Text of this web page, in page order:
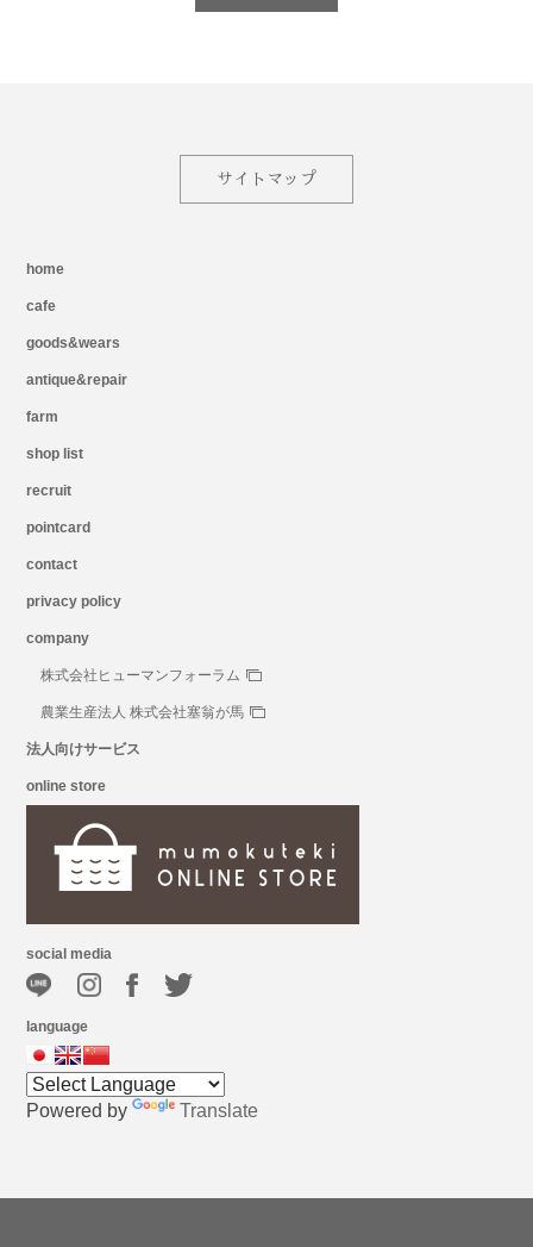
サイトマップ
home
cafe
goods&wears
antique&repair
farm
shop list
recruit
pointcard
contact
privacy policy
company
株式会社ヒューマンフォーラム
農業生産法人 株式会社塞翁が馬
法人向けサービス
online store
social media
language
Powered by Translate